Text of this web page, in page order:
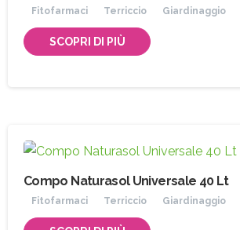
Fitofarmaci Terriccio Giardinaggio
SCOPRI DI PIÙ
Compo Naturasol Universale 40 Lt
Fitofarmaci Terriccio Giardinaggio